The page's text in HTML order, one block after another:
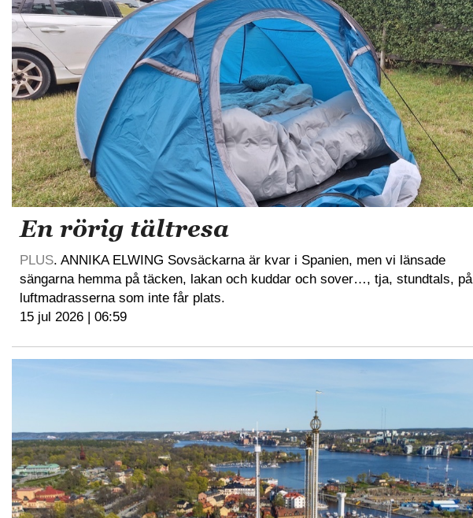
En rörig tältresa
PLUS. ANNIKA ELWING Sovsäckarna är kvar i Spanien, men vi länsade
sängarna hemma på täcken, lakan och kuddar och sover…, tja, stundtals, på
luftmadrasserna som inte får plats.
15 jul 2026 | 06:59